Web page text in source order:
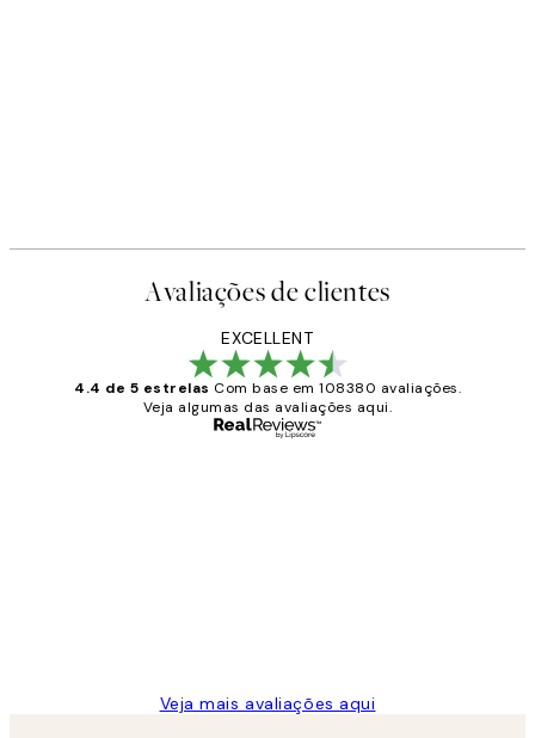
Avaliações de clientes
EXCELLENT
4.4 de 5 estrelas Com base em 108380 avaliações.
Veja algumas das avaliações aqui.
Veja mais avaliações aqui